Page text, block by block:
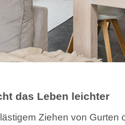
das Leben leichter
Ziehen von Gurten